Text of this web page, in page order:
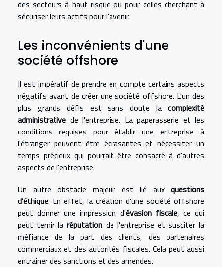
des secteurs à haut risque ou pour celles cherchant à
sécuriser leurs actifs pour l'avenir.
Les inconvénients d'une
société offshore
Il est impératif de prendre en compte certains aspects
négatifs avant de créer une société offshore. L'un des
plus grands défis est sans doute la complexité
administrative de l'entreprise. La paperasserie et les
conditions requises pour établir une entreprise à
l'étranger peuvent être écrasantes et nécessiter un
temps précieux qui pourrait être consacré à d'autres
aspects de l'entreprise.
Un autre obstacle majeur est lié aux questions
d'éthique. En effet, la création d'une société offshore
peut donner une impression d'évasion fiscale, ce qui
peut ternir laréputation de l'entreprise et susciter la
méfiance de la part des clients, des partenaires
commerciaux et des autorités fiscales. Cela peut aussi
entraîner des sanctions et des amendes.